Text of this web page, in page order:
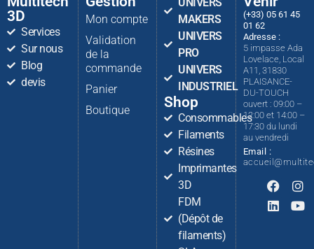
3D
Services
Sur nous
Blog
devis
Mon compte
Validation
de la
commande
Panier
Boutique
MAKERS
UNIVERS
PRO
UNIVERS
INDUSTRIEL
Shop
Consommables
Filaments
Résines
Imprimantes
3D
FDM
(Dépôt de
filaments)
(+33) 05 61 45
01 62
Adresse :
5 impasse Ada
Lovelace, Local
A11, 31830
PLAISANCE-
DU-TOUCH
ouvert : 09:00 –
12:00 et 14:00 –
17:30 du lundi
au vendredi
Email :